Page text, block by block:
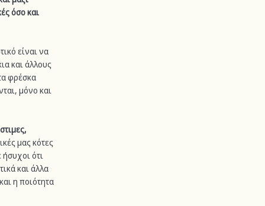
όσο και
είναι να
και άλλους
φρέσκα
μόνο και
μας κότες
ότι
και άλλα
η ποιότητα